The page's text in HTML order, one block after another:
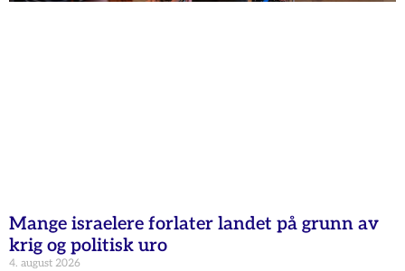
Mange israelere forlater landet på grunn av
krig og politisk uro
4. august 2026